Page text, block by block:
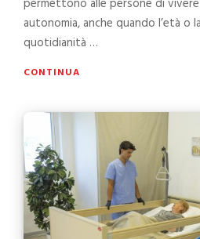
autonomia, anche quando l’età o
quotidianità …
CONTINUA